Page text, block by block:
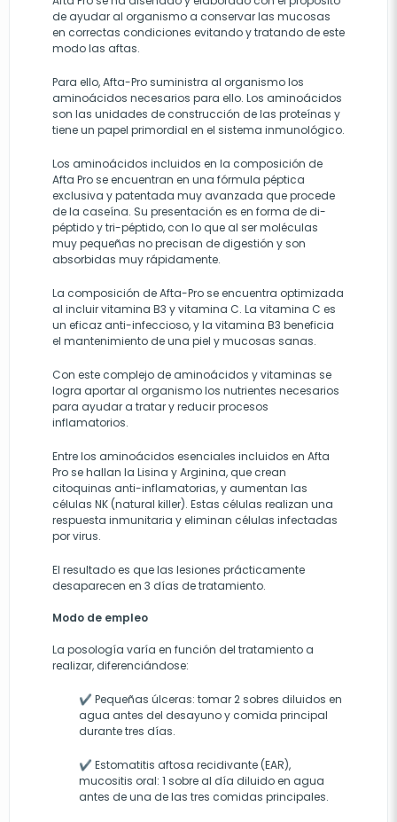
de ayudar al organismo a conservar las mucosas
en correctas condiciones evitando y tratando de este
modo las aftas.
Para ello, Afta-Pro suministra al organismo los
aminoácidos necesarios para ello. Los aminoácidos
son las unidades de construcción de las proteínas y
tiene un papel primordial en el sistema inmunológico.
Los aminoácidos incluidos en la composición de
Afta Pro se encuentran en una fórmula péptica
exclusiva y patentada muy avanzada que procede
de la caseína. Su presentación es en forma de di-
péptido y tri-péptido, con lo que al ser moléculas
muy pequeñas no precisan de digestión y son
absorbidas muy rápidamente.
La composición de Afta-Pro se encuentra optimizada
al incluir vitamina B3 y vitamina C. La vitamina C es
un eficaz anti-infeccioso, y la vitamina B3 beneficia
el mantenimiento de una piel y mucosas sanas.
Con este complejo de aminoácidos y vitaminas se
logra aportar al organismo los nutrientes necesarios
para ayudar a tratar y reducir procesos
inflamatorios.
Entre los aminoácidos esenciales incluidos en Afta
Pro se hallan la Lisina y Arginina, que crean
citoquinas anti-inflamatorias, y aumentan las
células NK (natural killer). Estas células realizan una
respuesta inmunitaria y eliminan células infectadas
por virus.
El resultado es que las lesiones prácticamente
desaparecen en 3 días de tratamiento.
Modo de empleo
La posología varía en función del tratamiento a
realizar, diferenciándose:
✔ Pequeñas úlceras: tomar 2 sobres diluidos en
agua antes del desayuno y comida principal
durante tres días.
✔ Estomatitis aftosa recidivante (EAR),
mucositis oral: 1 sobre al día diluido en agua
antes de una de las tres comidas principales.